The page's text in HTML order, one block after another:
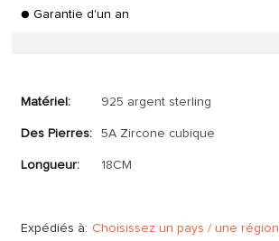
● Garantie d'un an
Matériel: 925 argent sterling
Des Pierres: 5A Zircone cubique
Longueur: 18CM
Expédiés à: Choisissez un pays / une région